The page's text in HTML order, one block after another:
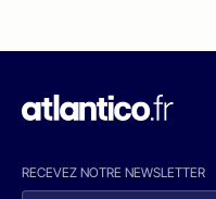
RECEVEZ NOTRE NEWSLETTER